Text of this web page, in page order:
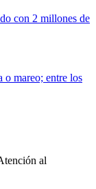
con 2 millones de
o mareo; entre los
al